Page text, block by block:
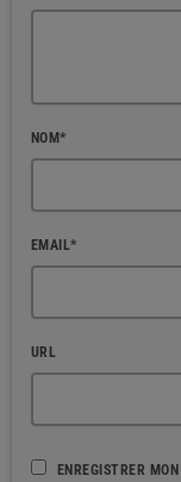
NOM*
EMAIL*
URL
ENREGISTRER